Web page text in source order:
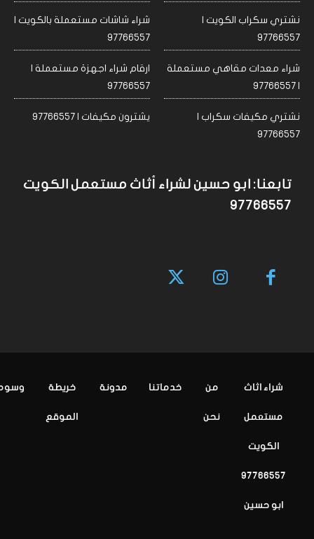
نشتري سكراب الكويت |
97766557
شراء شاشات مستعملة بالكويت |
97766557
شراء معدات مقاهي مستعملة
| 97766557
ارقام شراء اجهزة مستعملة |
97766557
نشتري مكيفات سكراب |
97766557
يشترون مكيفات | 97766557
تابعنا: ابو حسين لشراء أثاث مستعمل الكويت
97766557
شراء اثاث
مستعمل
الكويت
97766557
ابو حسين
من
نحن
خدماتنا مدونة خريطة
الموقع